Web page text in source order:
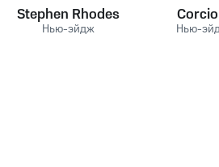
Stephen Rhodes
Нью-эйдж Нью-